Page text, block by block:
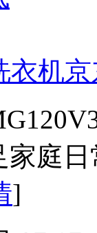
衣机
庭
]